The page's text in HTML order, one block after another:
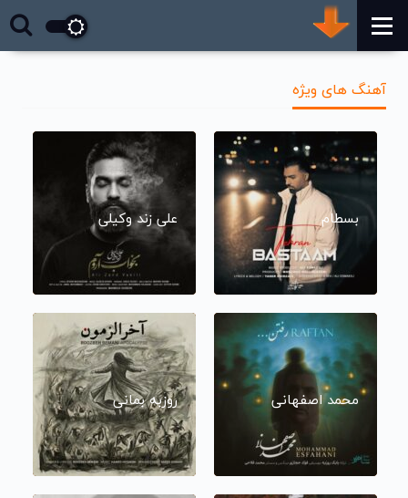
آهنگ های ویژه
بسطام علی زند وکیلی
محمد اصفهانی روزبه بمانی